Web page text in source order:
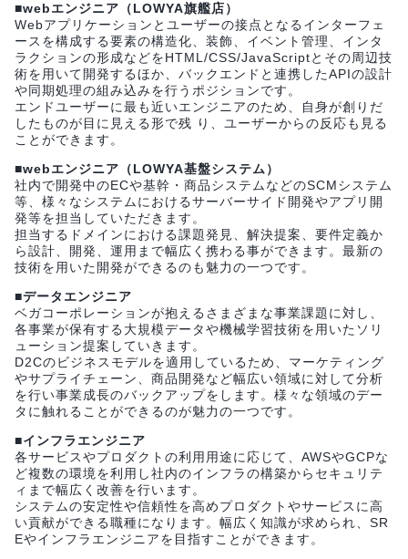
■webエンジニア（LOWYA旗艦店）
Webアプリケーションとユーザーの接点となるインターフェ
ースを構成する要素の構造化、装飾、イベント管理、インタ
ラクションの形成などをHTML/CSS/JavaScriptとその周辺技
術を用いて開発するほか、バックエンドと連携したAPIの設計
や同期処理の組み込みを行うポジションです。
エンドユーザーに最も近いエンジニアのため、自身が創りだ
したものが目に見える形で残 り、ユーザーからの反応も見る
ことができます。
■webエンジニア（LOWYA基盤システム）
社内で開発中のECや基幹・商品システムなどのSCMシステム
等、様々なシステムにおけるサーバーサイド開発やアプリ開
発等を担当していただきます。
担当するドメインにおける課題発見、解決提案、要件定義か
ら設計、開発、運用まで幅広く携わる事ができます。最新の
技術を用いた開発ができるのも魅力の一つです。
■データエンジニア
ベガコーポレーションが抱えるさまざまな事業課題に対し、
各事業が保有する大規模データや機械学習技術を用いたソリ
ューション提案していきます。
D2Cのビジネスモデルを適用しているため、マーケティング
やサプライチェーン、商品開発など幅広い領域に対して分析
を行い事業成長のバックアップをします。様々な領域のデー
タに触れることができるのが魅力の一つです。
■インフラエンジニア
各サービスやプロダクトの利用用途に応じて、AWSやGCPな
ど複数の環境を利用し社内のインフラの構築からセキュリテ
ィまで幅広く改善を行います。
システムの安定性や信頼性を高めプロダクトやサービスに高
い貢献ができる職種になります。幅広く知識が求められ、SR
Eやインフラエンジニアを目指すことができます。